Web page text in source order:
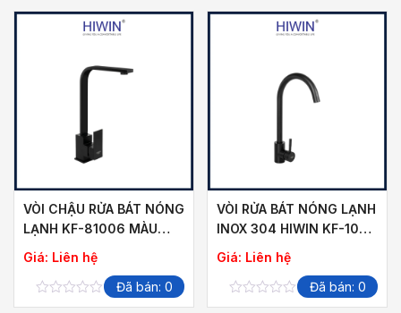
VÒI CHẬU RỬA BÁT NÓNG
LẠNH KF-81006 MÀU
ĐEN MỜ SANG TRỌNG
Giá: Liên hệ
0
Đã bán: 0
VÒI RỬA BÁT NÓNG LẠNH
INOX 304 HIWIN KF-108C
MÀU ĐEN SANG TRỌNG
Giá: Liên hệ
0
Đã bán: 0